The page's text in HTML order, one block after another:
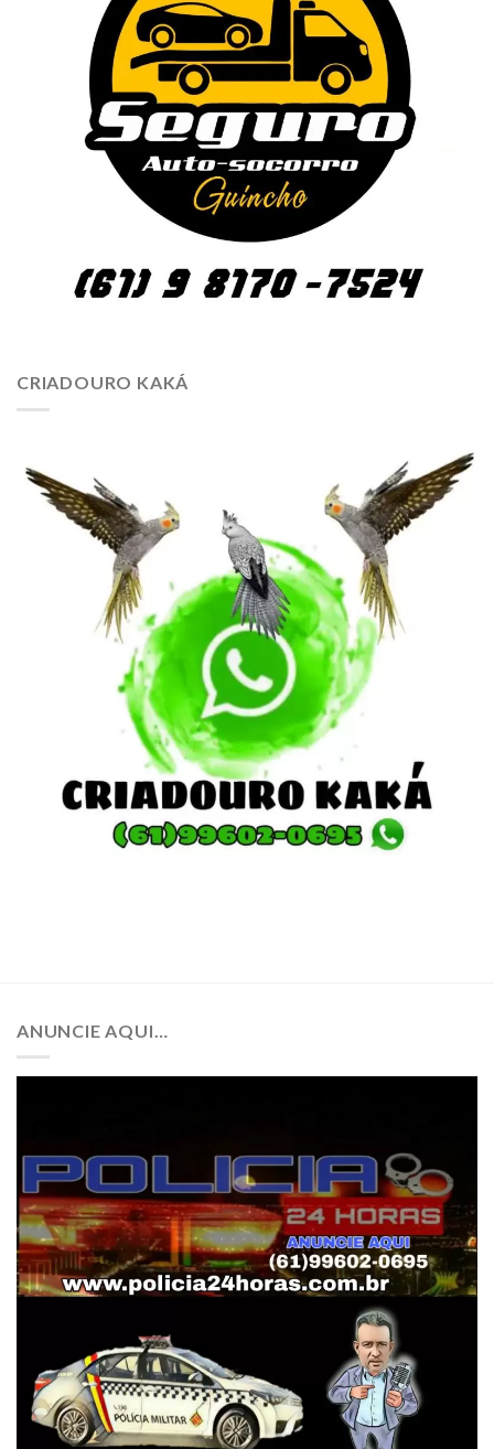
CRIADOURO KAKÁ
ANUNCIE AQUI…